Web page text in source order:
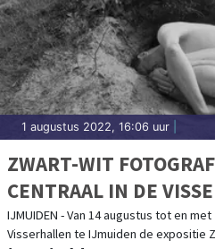
1 augustus 2022, 16:06 uur
ZWART-WIT
CENTRAAL IN DE
IJMUIDEN - Van 14 augustus tot en
Visserhallen te IJmuiden de expositie